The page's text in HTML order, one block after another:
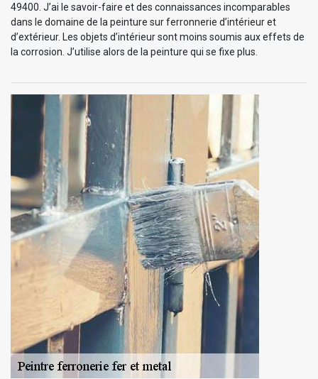
49400. J’ai le savoir-faire et des connaissances incomparables
dans le domaine de la peinture sur ferronnerie d’intérieur et
d’extérieur. Les objets d’intérieur sont moins soumis aux effets de
la corrosion. J’utilise alors de la peinture qui se fixe plus.